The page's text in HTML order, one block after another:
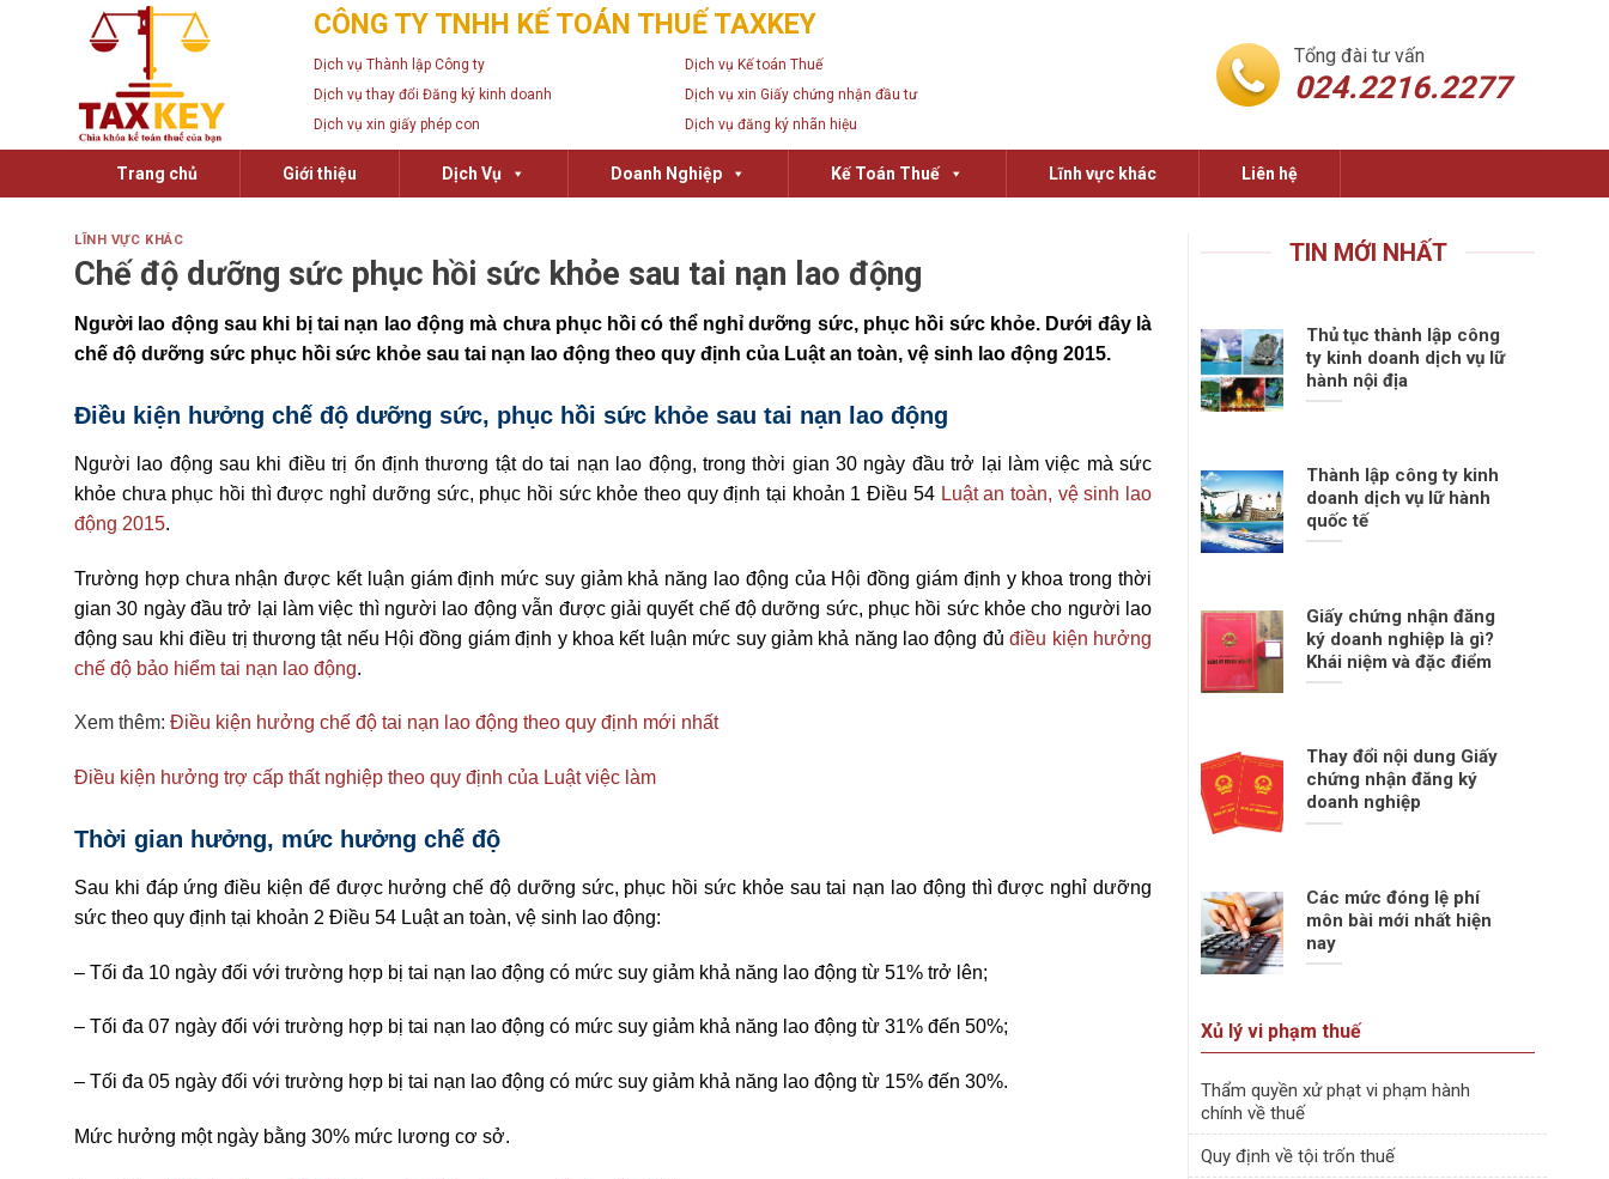
CÔNG TY TNHH KẾ TOÁN THUẾ TAXKEY
Dịch vụ Thành lập Công ty
Dịch vụ Kế toán Thuế
Dịch vụ thay đổi Đăng ký kinh doanh
Dịch vụ xin Giấy chứng nhận đầu tư
Dịch vụ xin giấy phép con
Dịch vụ đăng ký nhãn hiệu
Tổng đài tư vấn
024.2216.2277
Trang chủ Giới thiệu Dịch Vụ Doanh Nghiệp Kế Toán Thuế Lĩnh vực khác Liên hệ
LĨNH VỰC KHÁC
Chế độ dưỡng sức phục hồi sức khỏe sau tai nạn lao động
Người lao động sau khi bị tai nạn lao động mà chưa phục hồi có thể nghỉ dưỡng sức, phục hồi sức khỏe. Dưới đây là
chế độ dưỡng sức phục hồi sức khỏe sau tai nạn lao động theo quy định của Luật an toàn, vệ sinh lao động 2015.
Điều kiện hưởng chế độ dưỡng sức, phục hồi sức khỏe sau tai nạn lao động
Người lao động sau khi điều trị ổn định thương tật do tai nạn lao động, trong thời gian 30 ngày đầu trở lại làm việc mà sức
khỏe chưa phục hồi thì được nghỉ dưỡng sức, phục hồi sức khỏe theo quy định tại khoản 1 Điều 54 Luật an toàn, vệ sinh lao
động 2015.
Trường hợp chưa nhận được kết luận giám định mức suy giảm khả năng lao động của Hội đồng giám định y khoa trong thời
gian 30 ngày đầu trở lại làm việc thì người lao động vẫn được giải quyết chế độ dưỡng sức, phục hồi sức khỏe cho người lao
động sau khi điều trị thương tật nếu Hội đồng giám định y khoa kết luận mức suy giảm khả năng lao động đủđiều kiện hưởng
chế độ bảo hiểm tai nạn lao động.
Xem thêm: Điều kiện hưởng chế độ tai nạn lao động theo quy định mới nhất
Điều kiện hưởng trợ cấp thất nghiệp theo quy định của Luật việc làm
Thời gian hưởng, mức hưởng chế độ
Sau khi đáp ứng điều kiện để được hưởng chế độ dưỡng sức, phục hồi sức khỏe sau tai nạn lao động thì được nghỉ dưỡng
sức theo quy định tại khoản 2 Điều 54 Luật an toàn, vệ sinh lao động:
– Tối đa 10 ngày đối với trường hợp bị tai nạn lao động có mức suy giảm khả năng lao động từ 51% trở lên;
– Tối đa 07 ngày đối với trường hợp bị tai nạn lao động có mức suy giảm khả năng lao động từ 31% đến 50%;
– Tối đa 05 ngày đối với trường hợp bị tai nạn lao động có mức suy giảm khả năng lao động từ 15% đến 30%.
Mức hưởng một ngày bằng 30% mức lương cơ sở.
TIN MỚI NHẤT
Thủ tục thành lập công
ty kinh doanh dịch vụ lữ
hành nội địa
Thành lập công ty kinh
doanh dịch vụ lữ hành
quốc tế
Giấy chứng nhận đăng
ký doanh nghiệp là gì?
Khái niệm và đặc điểm
Thay đổi nội dung Giấy
chứng nhận đăng ký
doanh nghiệp
Các mức đóng lệ phí
môn bài mới nhất hiện
nay
Xủ lý vi phạm thuế
Thẩm quyền xử phạt vi phạm hành
chính về thuế
Quy định về tội trốn thuế